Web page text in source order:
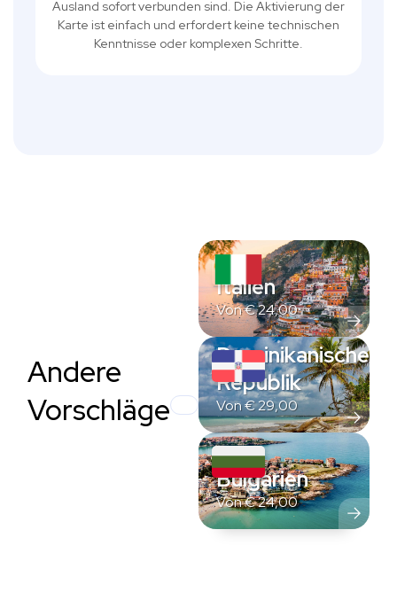
Ausland sofort verbunden sind. Die Aktivierung der
Karte ist einfach und erfordert keine technischen
Kenntnisse oder komplexen Schritte.
Andere
Vorschläge
Italien
Von€24,00
Dominikanische
Republik
Von€29,00
Bulgarien
Von€24,00